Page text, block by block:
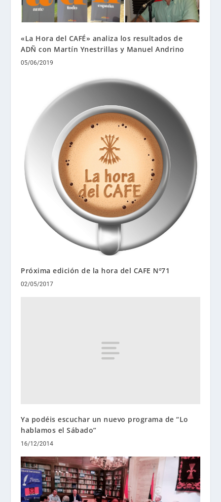
«La Hora del CAFÉ» analiza los resultados de
ADÑ con Martín Ynestrillas y Manuel Andrino
05/06/2019
Próxima edición de la hora del CAFE Nº71
02/05/2017
Ya podéis escuchar un nuevo programa de “Lo
hablamos el Sábado”
16/12/2014